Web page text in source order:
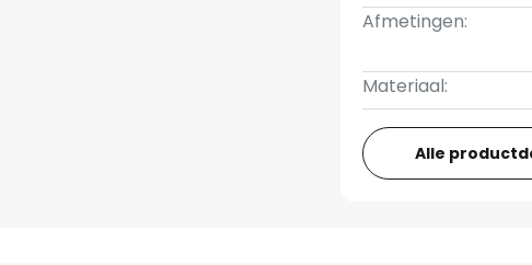
Afmetingen:
Materiaal:
Alle